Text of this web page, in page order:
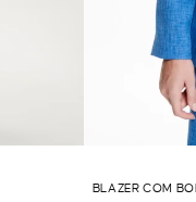
BLAZER COM